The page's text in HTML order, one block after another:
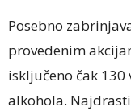
Posebno
provedenim
isključeno čak
alkohola.